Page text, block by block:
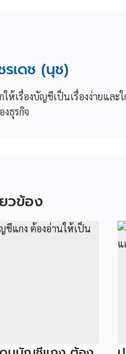
เดช (นุช)
ห้เรื่องบัญชีเป็นเรื่องง่ายและ
งธุรกิจ
วข้อง